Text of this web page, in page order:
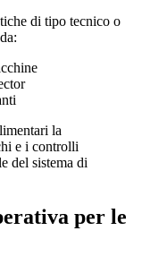
di tipo tecnico o
la
e i controlli
del sistema di
per le